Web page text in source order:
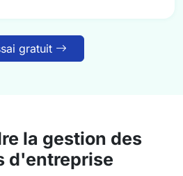
gratuit
la gestion des
d'entreprise